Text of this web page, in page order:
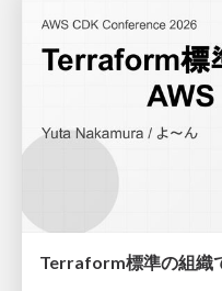
Terraform標準の組織